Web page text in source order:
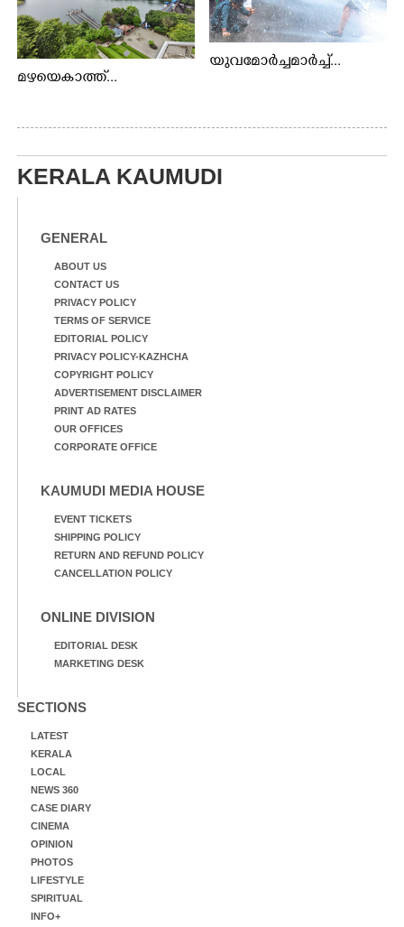
മഴയെകാത്ത്...
യുവമോർച്ചമാർച്ച്...
KERALA KAUMUDI
GENERAL
ABOUT US
CONTACT US
PRIVACY POLICY
TERMS OF SERVICE
EDITORIAL POLICY
PRIVACY POLICY-KAZHCHA
COPYRIGHT POLICY
ADVERTISEMENT DISCLAIMER
PRINT AD RATES
OUR OFFICES
CORPORATE OFFICE
KAUMUDI MEDIA HOUSE
EVENT TICKETS
SHIPPING POLICY
RETURN AND REFUND POLICY
CANCELLATION POLICY
ONLINE DIVISION
EDITORIAL DESK
MARKETING DESK
SECTIONS
LATEST
KERALA
LOCAL
NEWS 360
CASE DIARY
CINEMA
OPINION
PHOTOS
LIFESTYLE
SPIRITUAL
INFO+